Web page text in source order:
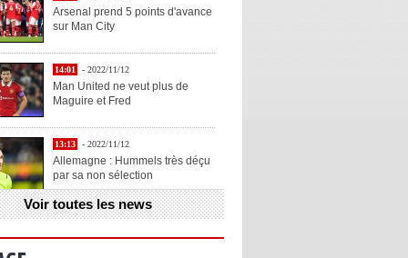
Arsenal prend 5 points d'avance
sur Man City
14:01 - 2022/11/12
Man United ne veut plus de
Maguire et Fred
13:13 - 2022/11/12
Allemagne : Hummels très déçu
par sa non sélection
13:11 - 2022/11/12
Henry explique la chose qu'il
Voir toutes les news